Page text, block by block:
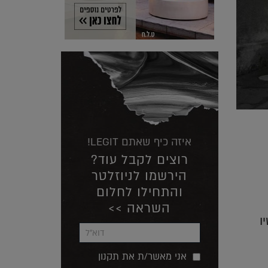
איזה כיף שאתם LEGIT!
רוצים לקבל עוד?
הירשמו לניוזלטר
והתחילו לחלום
השראה >>
אני מאשר/ת את תקנון